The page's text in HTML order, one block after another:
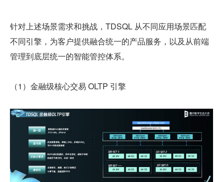
针对上述场景需求和挑战，TDSQL 从不同应用场景匹配
不同引擎，为客户提供融合统一的产品服务，以及从前端
管理到底层统一的智能管控体系。
（1）金融级核心交易 OLTP 引擎